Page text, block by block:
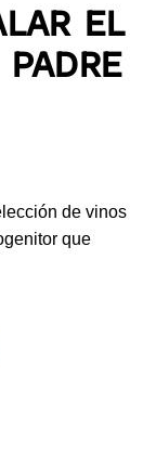
EL
de vinos
que